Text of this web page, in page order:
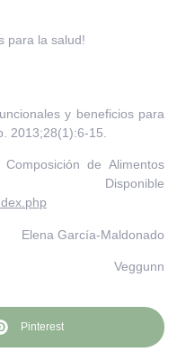
para la salud!
y beneficios para
2013;28(1):6-15.
de Alimentos
Elena García-Maldonado
Veggunn
Pinterest